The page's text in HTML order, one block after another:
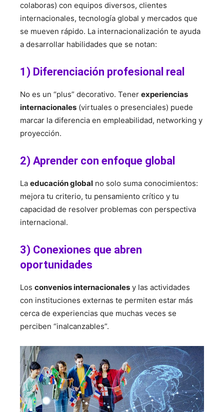
colaboras) con equipos diversos, clientes
internacionales, tecnología global y mercados que
se mueven rápido. La internacionalización te ayuda
a desarrollar habilidades que se notan:
1) Diferenciación profesional real
No es un “plus” decorativo. Tener experiencias
internacionales (virtuales o presenciales) puede
marcar la diferencia en empleabilidad, networking y
proyección.
2) Aprender con enfoque global
La educación global no solo suma conocimientos:
mejora tu criterio, tu pensamiento crítico y tu
capacidad de resolver problemas con perspectiva
internacional.
3) Conexiones que abren
oportunidades
Los convenios internacionales y las actividades
con instituciones externas te permiten estar más
cerca de experiencias que muchas veces se
perciben “inalcanzables”.